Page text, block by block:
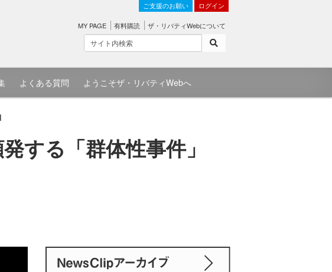
ご支援のお願い ログイン
MY PAGE 有料購読 ザ・リバティWebについて
よくある質問 ようこそザ・リバティWebへ
する「群体性事件」